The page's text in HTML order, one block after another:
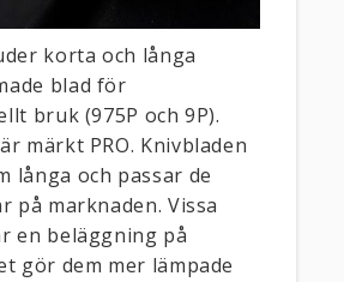
korta och långa
blad för
bruk (975P och 9P).
märkt PRO. Knivbladen
långa och passar de
på marknaden. Vissa
en beläggning på
gör dem mer lämpade